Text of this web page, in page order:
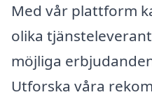
Med vår plattform
olika
möjliga
Utforska våra